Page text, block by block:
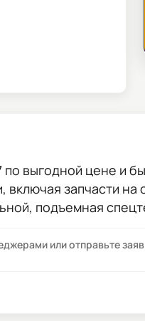
по выгодной цене и
запчасти на
подъемная
или отправьте